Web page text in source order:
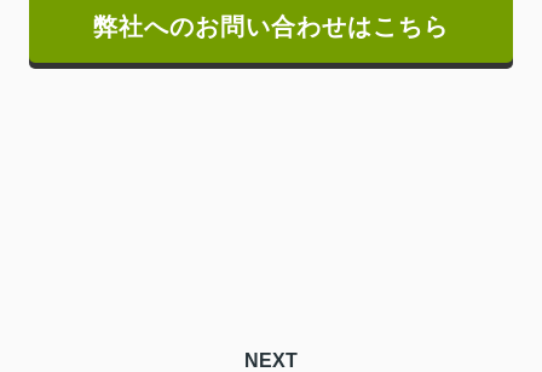
弊社へのお問い合わせはこちら
NEXT